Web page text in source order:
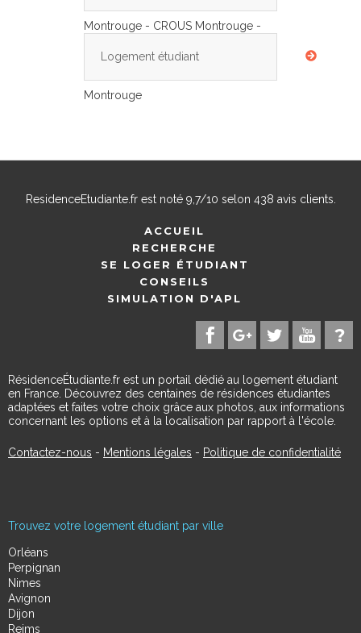
Montrouge - CROUS Montrouge -
Logement étudiant
Montrouge
ResidenceEtudiante.frest noté 9,7/10 selon 438 avis clients.
ACCUEIL
RECHERCHE
SE LOGER ÉTUDIANT
CONSEILS
SIMULATION D'APL
RésidenceÉtudiante.fr est un portail dédié au logement étudiant
en France. Découvrez des centaines de résidences étudiantes
adaptées et faites votre choix grâce aux photos, aux informations
concernant les options et à la localisation par rapport à l'école.
Contactez-nous - Mentions légales - Politique de confidentialité
Trouvez votre logement étudiant par ville
Orléans
Perpignan
Nimes
Avignon
Dijon
Reims